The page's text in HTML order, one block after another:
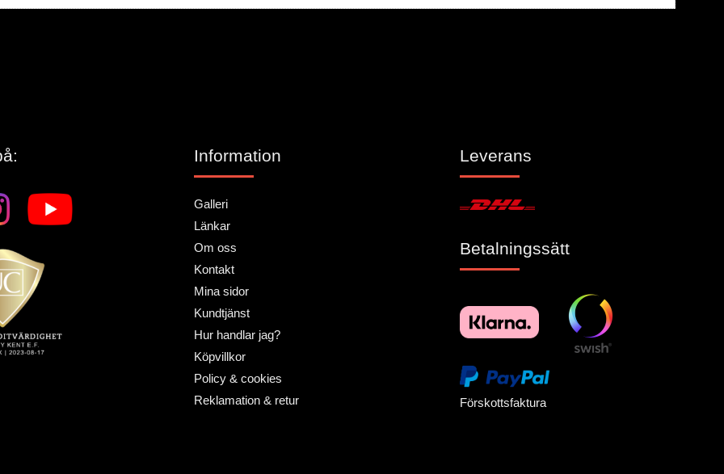
Information
Galleri
Länkar
Om oss
Kontakt
Mina sidor
Kundtjänst
Hur handlar jag?
Köpvillkor
Policy & cookies
Reklamation & retur
Leverans
Betalningssätt
Förskottsfaktura